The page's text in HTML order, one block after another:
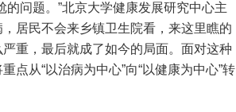
问题。”北京大学健康发展研究中心主
居民不会来乡镇卫生院看，来这里瞧的
重，最后就成了如今的局面。面对这种
点从“以治病为中心”向“以健康为中心”转